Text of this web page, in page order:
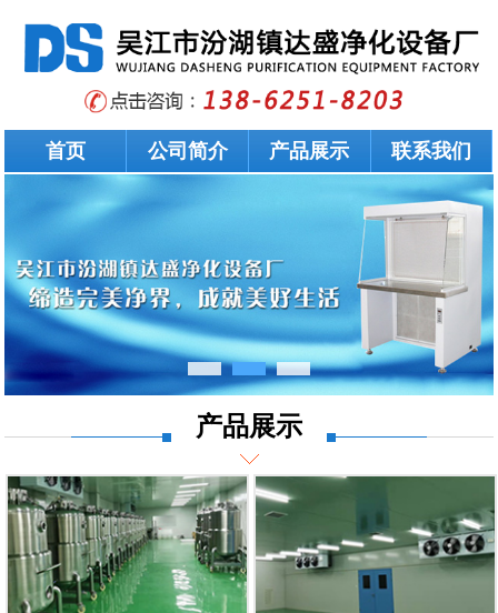
首页 公司简介 产品展示 联系我们
产品展示